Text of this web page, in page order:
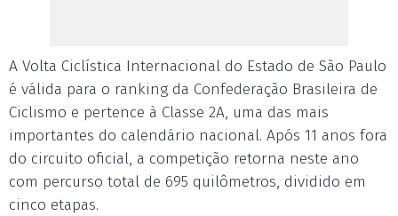
A Volta Ciclística Internacional do Estado de São Paulo
é válida para o ranking da Confederação Brasileira de
Ciclismo e pertence à Classe 2A, uma das mais
importantes do calendário nacional. Após 11 anos fora
do circuito oficial, a competição retorna neste ano
com percurso total de 695 quilômetros, dividido em
cinco etapas.